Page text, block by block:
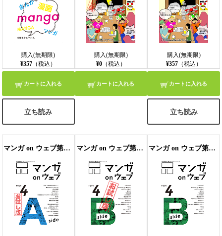
購入(無期限)
¥357 （税込）
カートに入れる
立ち読み
購入(無期限)
¥0（税込）
カートに入れる
購入(無期限)
¥357（税込）
カートに入れる
立ち読み
マンガ on ウェブ第４号 side-A 無料お試し版〔雑誌〕 マンガ on ウェブ第4号 side-B 無料お試し版〔雑誌〕 マンガ on ウェブ第4号 side-B